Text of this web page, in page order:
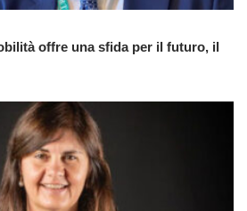
offre una sfida per il futuro, il